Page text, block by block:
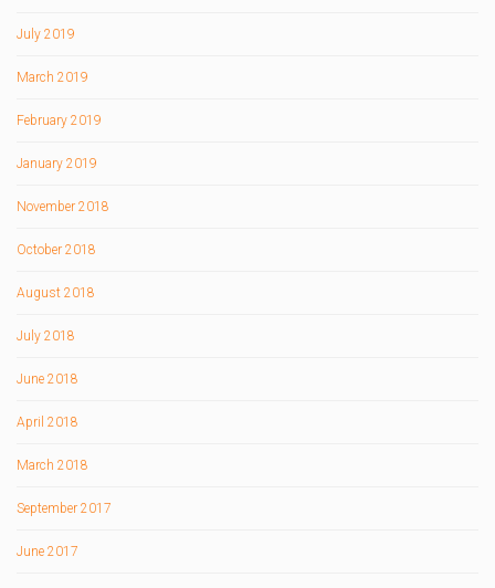
July 2019
March 2019
February 2019
January 2019
November 2018
October 2018
August 2018
July 2018
June 2018
April 2018
March 2018
September 2017
June 2017